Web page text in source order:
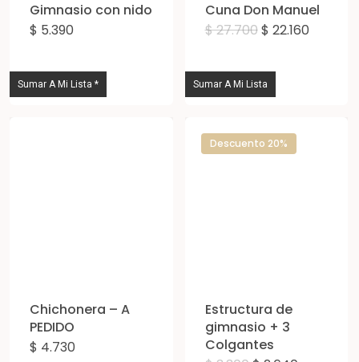
Gimnasio con nido
$ 5.390
Sumar A Mi Lista *
Cuna Don Manuel
$27.700El
precio
era:
$ 27.700.
$ 22.160El
Sumar A Mi Lista
Chichonera – A
PEDIDO
$ 4.730
Descuento 20%
Estructura de
gimnasio + 3
Colgantes